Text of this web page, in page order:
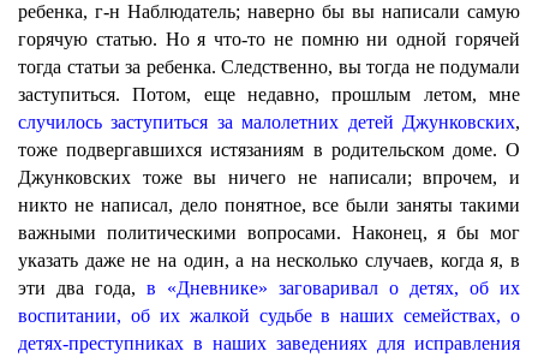
ребенка, г-н Наблюдатель; наверно бы вы написали самую
горячую статью. Но я что-то не помню ни одной горячей
тогда статьи за ребенка. Следственно, вы тогда не подумали
заступиться. Потом, еще недавно, прошлым летом, мне
случилось заступиться за малолетних детей Джунковских,
тоже подвергавшихся истязаниям в родительском доме. О
Джунковских тоже вы ничего не написали; впрочем, и
никто не написал, дело понятное, все были заняты такими
важными политическими вопросами. Наконец, я бы мог
указать даже не на один, а на несколько случаев, когда я, в
эти два года, в «Дневнике» заговаривал о детях, об их
воспитании, об их жалкой судьбе в наших семействах, о
детях-преступниках в наших заведениях для исправления